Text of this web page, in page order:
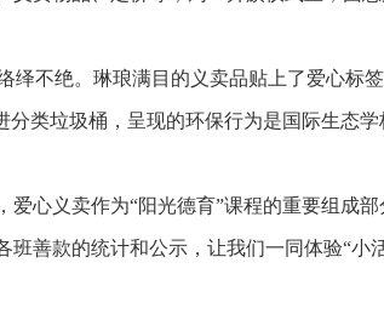
绎不绝。琳琅满目的义卖品贴上了爱心标
类垃圾桶，呈现的环保行为是国际生态学
心义卖作为“阳光德育”课程的重要组成部
善款的统计和公示，让我们一同体验“小